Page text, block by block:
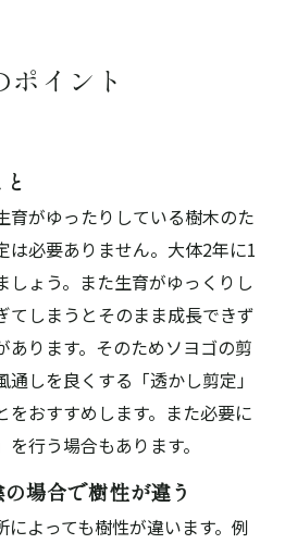
ポイント
育がゆったりしている樹木のた
は必要ありません。大体2年に1
しょう。また生育がゆっくりし
てしまうとそのまま成長できず
あります。そのためソヨゴの剪
しを良くする「透かし剪定」
をおすすめします。また必要に
行う場合もあります。
場合で樹性が違う
によっても樹性が違います。例